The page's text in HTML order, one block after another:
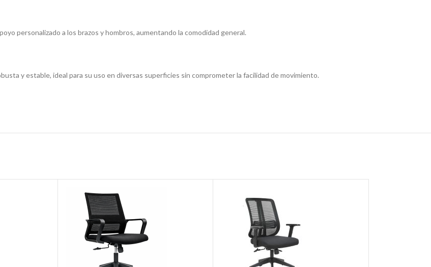
personalizado a los brazos y hombros, aumentando la comodidad general.
y estable, ideal para su uso en diversas superficies sin comprometer la facilidad de movimiento.